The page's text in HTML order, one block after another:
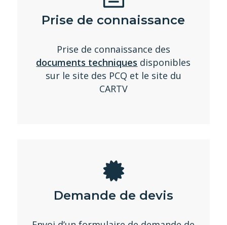
Prise de connaissance
Prise de connaissance des
documents techniques disponibles
sur le site des PCQ et le site du
CARTV
Demande de devis